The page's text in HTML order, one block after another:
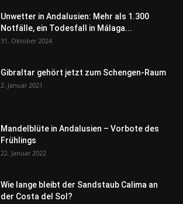
Unwetter in Andalusien: Mehr als 1.300
Notfälle, ein Todesfall in Málaga...
31. Oktober 2024
Gibraltar gehört jetzt zum Schengen-Raum
2. Januar 2021
Mandelblüte in Andalusien – Vorbote des
Frühlings
22. Januar 2022
Wie lange bleibt der Sandstaub Calima an
der Costa del Sol?